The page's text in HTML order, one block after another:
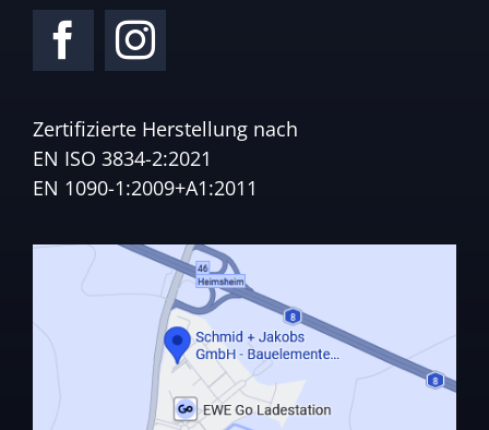
Zertifizierte Herstellung nach
EN ISO 3834-2:2021
EN 1090-1:2009+A1:2011